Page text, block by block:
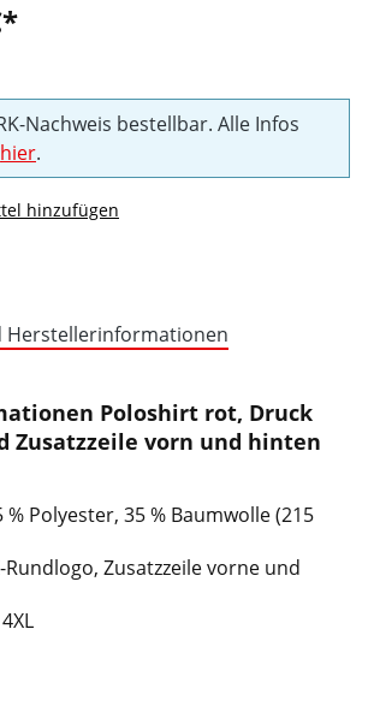
Nachweis bestellbar. Alle Infos
hier.
hinzufügen
Herstellerinformationen
Poloshirt rot, Druck
Zusatzzeile vorn und hinten
% Polyester, 35 % Baumwolle (215
Rundlogo, Zusatzzeile vorne und